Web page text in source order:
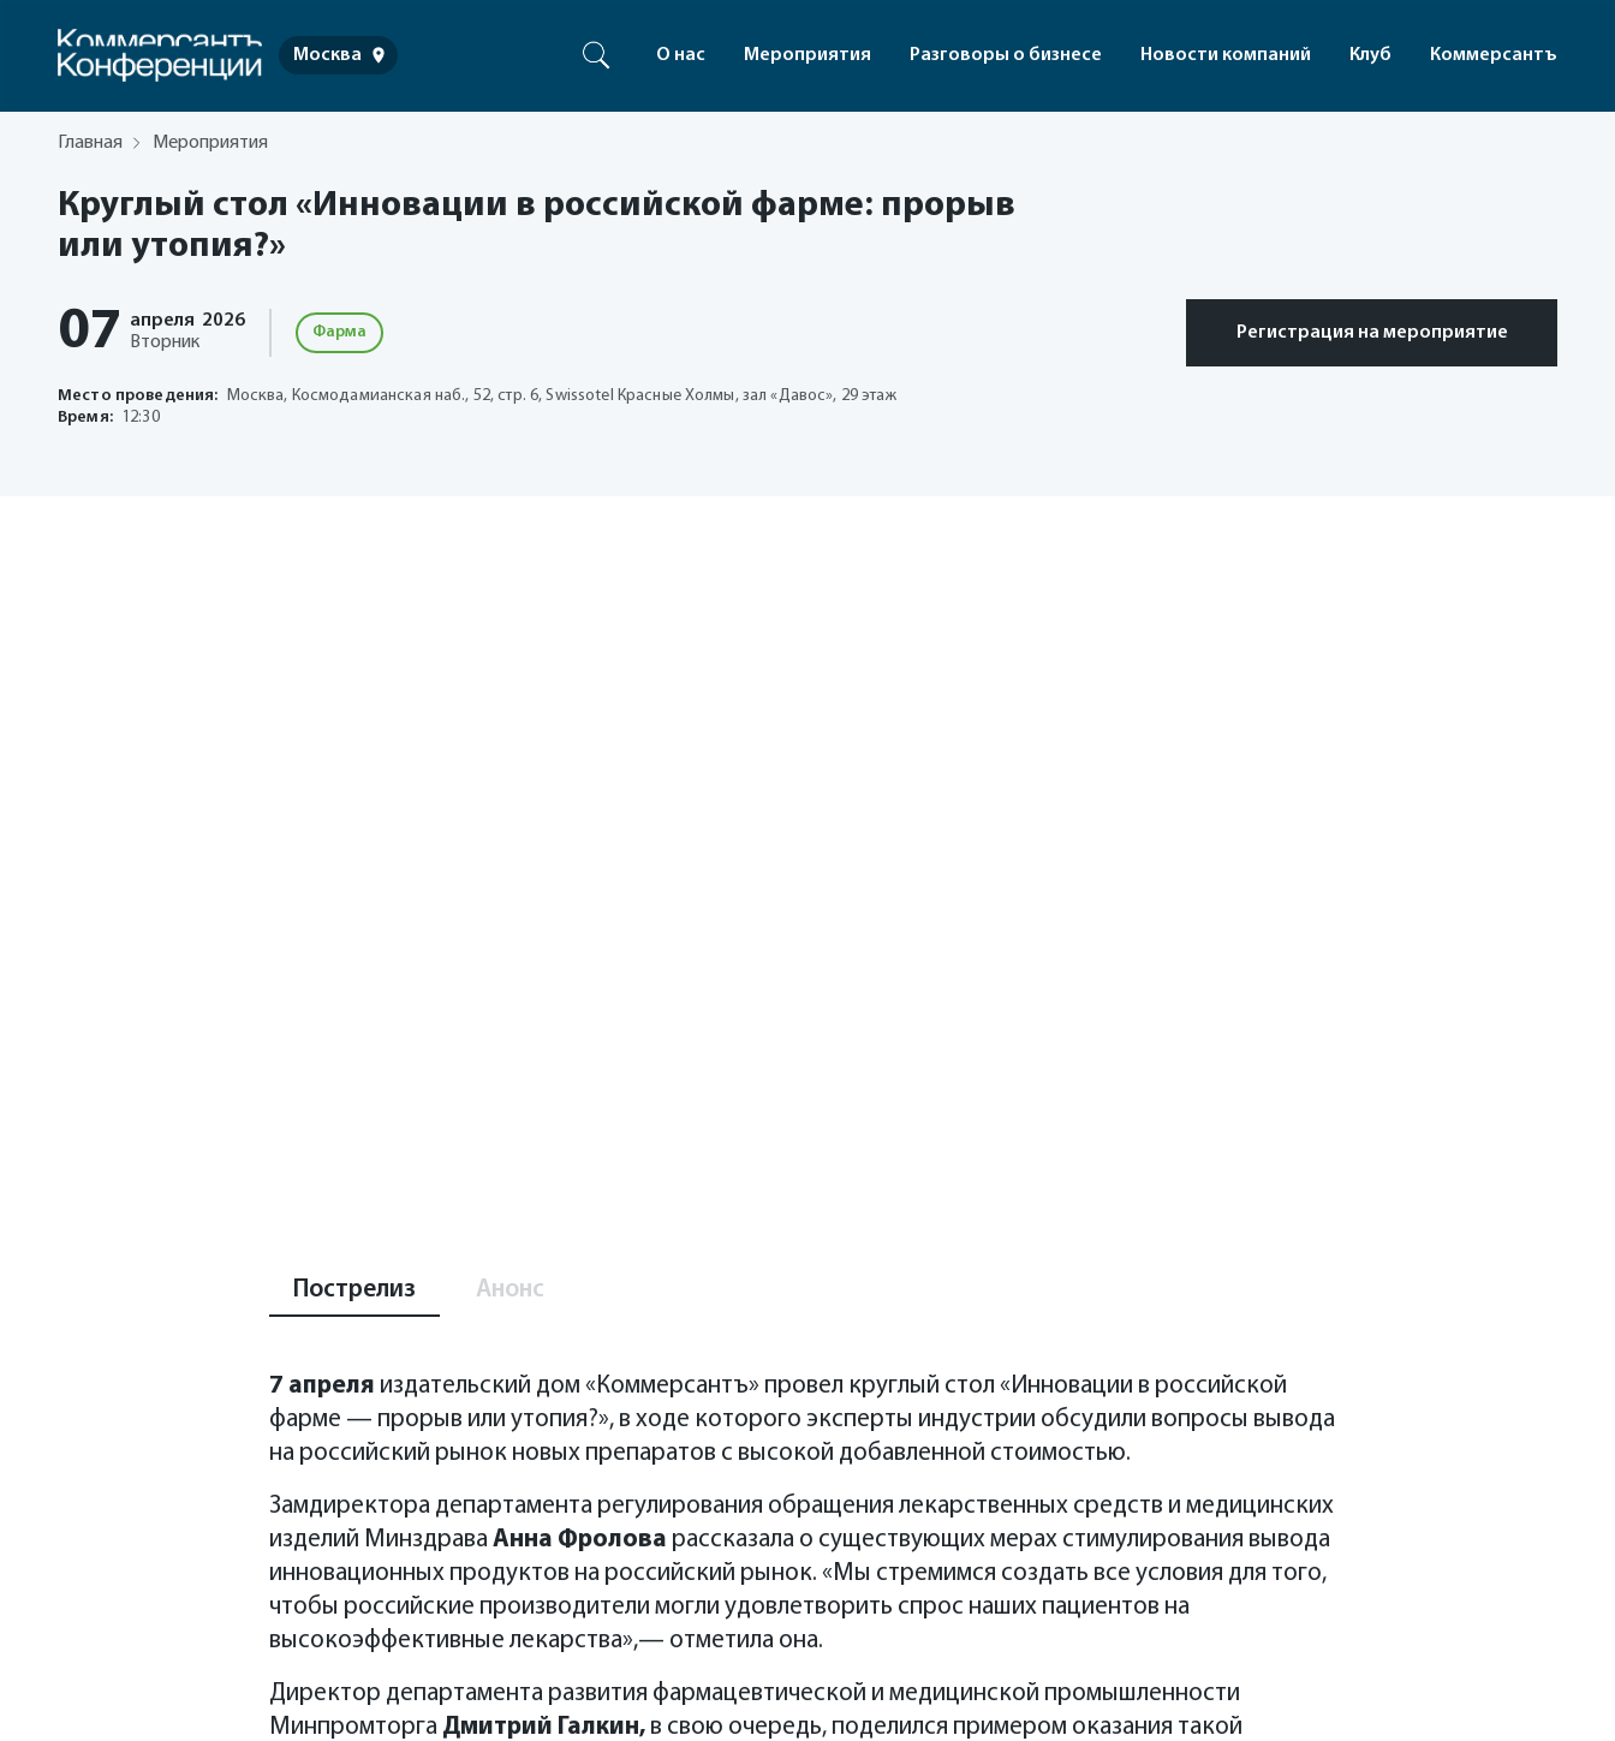
Москва О нас Мероприятия Разговоры о бизнесе Новости компаний Клуб Коммерсантъ
Главная Мероприятия
Круглый стол «Инновации в российской фарме: прорыв
или утопия?»
07 апреля 2026
Вторник
Фарма Регистрация на мероприятие
Место проведения: Москва, Космодамианская наб., 52, стр. 6, Swissotel Красные Холмы, зал «Давос», 29 этаж
Время:
12:30
Пострелиз Анонс
7 апреля издательский дом «Коммерсантъ» провел круглый стол «Инновации в российской
фарме — прорыв или утопия?», в ходе которого эксперты индустрии обсудили вопросы вывода
на российский рынок новых препаратов с высокой добавленной стоимостью.
Замдиректора департамента регулирования обращения лекарственных средств и медицинских
изделий Минздрава Анна Фролова рассказала о существующих мерах стимулирования вывода
инновационных продуктов на российский рынок. «Мы стремимся создать все условия для того,
чтобы российские производители могли удовлетворить спрос наших пациентов на
высокоэффективные лекарства»,— отметила она.
Директор департамента развития фармацевтической и медицинской промышленности
Минпромторга Дмитрий Галкин, в свою очередь, поделился примером оказания такой